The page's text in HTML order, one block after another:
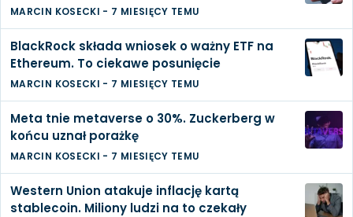
MARCIN KOSECKI - 7 MIESIĘCY TEMU
BlackRock składa wniosek o ważny ETF na
Ethereum. To ciekawe posunięcie
MARCIN KOSECKI - 7 MIESIĘCY TEMU
Meta tnie metaverse o 30%. Zuckerberg w
końcu uznał porażkę
MARCIN KOSECKI - 7 MIESIĘCY TEMU
Western Union atakuje inflację kartą
stablecoin. Miliony ludzi na to czekały